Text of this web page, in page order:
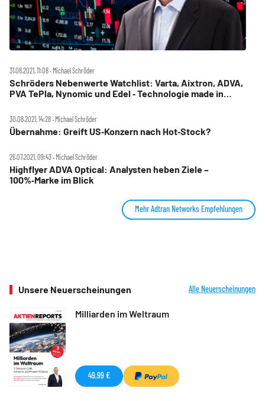
31.08.2021, 11:08 ‧ Michael Schröder
Schröders Nebenwerte Watchlist: Varta, Aixtron, ADVA,
PVA TePla, Nynomic und Edel ‑ Technologie made in
30.08.2021, 14:28 ‧ Michael Schröder
Übernahme: Greift US‑Konzern nach Hot‑Stock?
26.07.2021, 09:43 ‧ Michael Schröder
Highflyer ADVA Optical: Analysten heben Ziele –
100%‑Marke im Blick
Mehr Adtran Networks Empfehlungen
Unsere Neuerscheinungen Alle Neuerscheinungen
Milliarden im Weltraum
49,99 €